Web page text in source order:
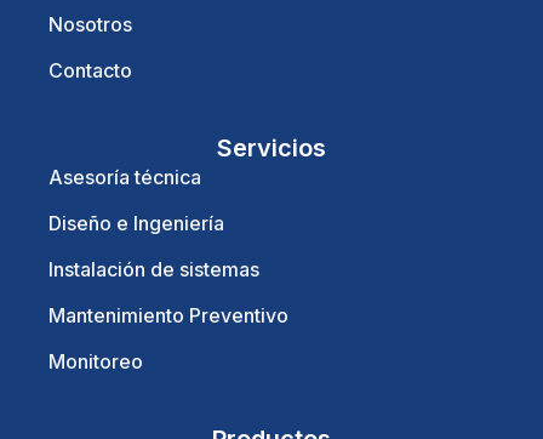
Nosotros
Contacto
Servicios
Asesoría técnica
Diseño e Ingeniería
Instalación de sistemas
Mantenimiento Preventivo
Monitoreo